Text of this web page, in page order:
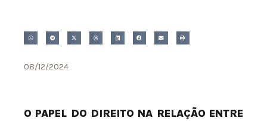
08/12/2024
O PAPEL DO DIREITO NA RELAÇÃO ENTRE